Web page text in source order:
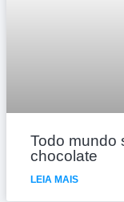
Todo mundo
chocolate
LEIA MAIS